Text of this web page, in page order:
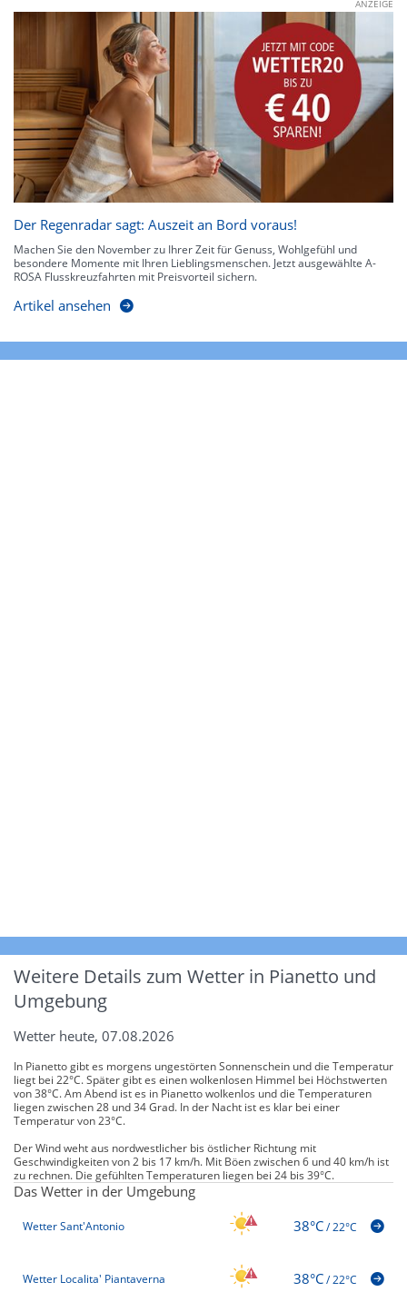
ANZEIGE
Der Regenradar sagt: Auszeit an Bord voraus!
Machen Sie den November zu Ihrer Zeit für Genuss, Wohlgefühl und
besondere Momente mit Ihren Lieblingsmenschen. Jetzt ausgewählte A-
ROSA Flusskreuzfahrten mit Preisvorteil sichern.
Artikel ansehen
Weitere Details zum Wetter in Pianetto und
Umgebung
Wetter heute, 07.08.2026
In Pianetto gibt es morgens ungestörten Sonnenschein und die Temperatur
liegt bei 22°C. Später gibt es einen wolkenlosen Himmel bei Höchstwerten
von 38°C. Am Abend ist es in Pianetto wolkenlos und die Temperaturen
liegen zwischen 28 und 34 Grad. In der Nacht ist es klar bei einer
Temperatur von 23°C.
Der Wind weht aus nordwestlicher bis östlicher Richtung mit
Geschwindigkeiten von 2 bis 17 km/h. Mit Böen zwischen 6 und 40 km/h ist
zu rechnen. Die gefühlten Temperaturen liegen bei 24 bis 39°C.
Das Wetter in der Umgebung
Wetter Sant'Antonio 38°C/22°C
Wetter Localita' Piantaverna 38°C/22°C